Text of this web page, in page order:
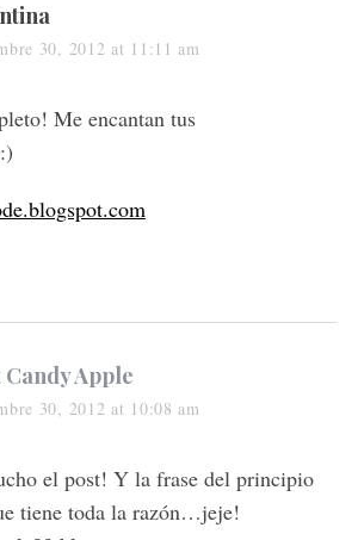
30, 2012 at 11:11 am
Me encantan tus
Apple
30, 2012 at 10:08 am
el post! Y la frase del principio
tiene toda la razón…jeje!